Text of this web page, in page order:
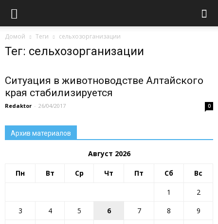
Домой Теги сельхозорганизации
Тег: сельхозорганизации
Ситуация в животноводстве Алтайского
края стабилизируется
Redaktor - 26/04/2017 0
Архив материалов
Август 2026
Пн Вт Ср Чт Пт Сб Вс
1
2
3
4 5 6 7 8
9
Госуслуги движение первых
День Победы
Занятость населения
Здоровье